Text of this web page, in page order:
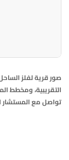
صور قرية لفلز
التقريبية، ومخطط
تواصل مع المستشار